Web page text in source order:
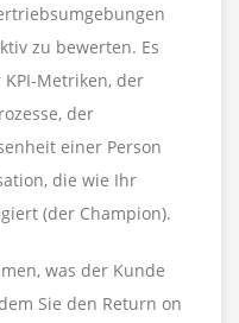
zu bewerten. Es
Metriken, der
der
einer Person
die wie Ihr
(der Champion).
was der Kunde
Sie den Return on